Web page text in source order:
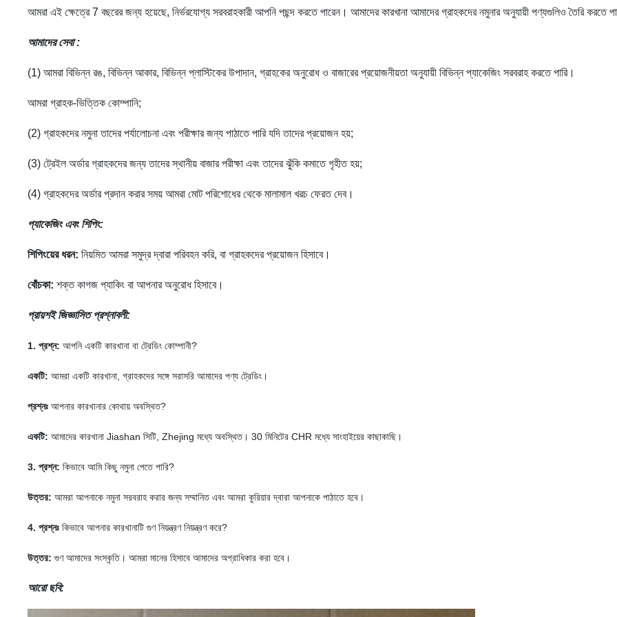
আমরা এই ক্ষেত্রে 7 বছরের জন্য হয়েছে, নির্ভরযোগ্য সরবরাহকারী আপনি পছন্দ করতে পারেন। আমাদের কারখানা আমাদের গ্রাহকদের নমুনার অনুযায়ী পণ্যগুলিও তৈরি করতে
আমাদের সেবা :
(1) আমরা বিভিন্ন রঙ, বিভিন্ন আকার, বিভিন্ন প্লাস্টিকের উপাদান, গ্রাহকের অনুরোধ ও বাজারের প্রয়োজনীয়তা অনুযায়ী বিভিন্ন প্যাকেজিং সরবরাহ করতে পারি।
আমরা গ্রাহক-ভিত্তিক কোম্পানি;
(2) গ্রাহকদের নমুনা তাদের পর্যালোচনা এবং পরীক্ষার জন্য পাঠাতে পারি যদি তাদের প্রয়োজন হয়;
(3) ট্রেইল অর্ডার গ্রাহকদের জন্য তাদের স্থানীয় বাজার পরীক্ষা এবং তাদের ঝুঁকি কমাতে গৃহীত হয়;
(4) গ্রাহকদের অর্ডার প্রদান করার সময় আমরা মোট পরিশোধের থেকে মালামাল খরচ ফেরত দেব।
প্যাকেজিং এবং শিপিং:
শিপিংয়ের ধরন: নিয়মিত আমরা সমুদ্র দ্বারা পরিবহন করি, বা গ্রাহকদের প্রয়োজন হিসাবে।
বোঁচকা: শক্ত কাগজ প্যাকিং বা আপনার অনুরোধ হিসাবে।
প্রায়শই জিজ্ঞাসিত প্রশ্নাবলী:
1. প্রশ্ন: আপনি একটি কারখানা বা ট্রেডিং কোম্পানী?
একটি: আমরা একটি কারখানা, গ্রাহকদের সঙ্গে সরাসরি আমাদের পণ্য ট্রেডিং।
প্রশ্নঃ আপনার কারখানার কোথায় অবস্থিত?
একটি: আমাদের কারখানা Jiashan সিটি, Zhejing মধ্যে অবস্থিত। 30 মিনিটের CHR মধ্যে সাংহাইয়ের কাছাকাছি।
3. প্রশ্ন: কিভাবে আমি কিছু নমুনা পেতে পারি?
উত্তর: আমরা আপনাকে নমুনা সরবরাহ করার জন্য সম্মানিত এবং আমরা কুরিয়ার দ্বারা আপনাকে পাঠাতে হবে।
4. প্রশ্নঃ কিভাবে আপনার কারখানাটি গুণ নিয়ন্ত্রণ নিয়ন্ত্রণ করে?
উত্তর: গুণ আমাদের সংস্কৃতি। আমরা মানের হিসাবে আমাদের অগ্রাধিকার করা হবে।
আরো ছবি: